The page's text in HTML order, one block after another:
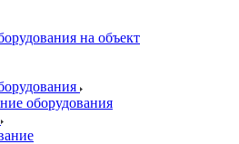
на объект
оборудования